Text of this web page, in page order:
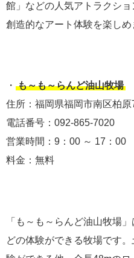
館」などの人気アトラクシ
創造的なアート体験を楽しめ
・ も～も～らんど油山牧場
住所：福岡県福岡市南区柏原
電話番号：092-865-7020
営業時間：9：00 ～ 17：00
料金：無料
「も～も～らんど油山牧場
どの体験ができる牧場です